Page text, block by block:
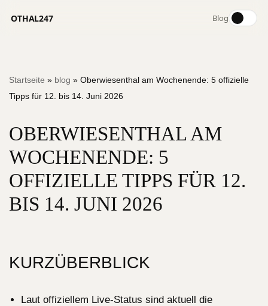
OTHAL247 Blog
Inhalt
springen
Startseite » blog » Oberwiesenthal am Wochenende: 5 offizielle
Tipps für 12. bis 14. Juni 2026
OBERWIESENTHAL AM
WOCHENENDE: 5
OFFIZIELLE TIPPS FÜR 12.
BIS 14. JUNI 2026
KURZÜBERBLICK
Laut offiziellem Live-Status sind aktuell die